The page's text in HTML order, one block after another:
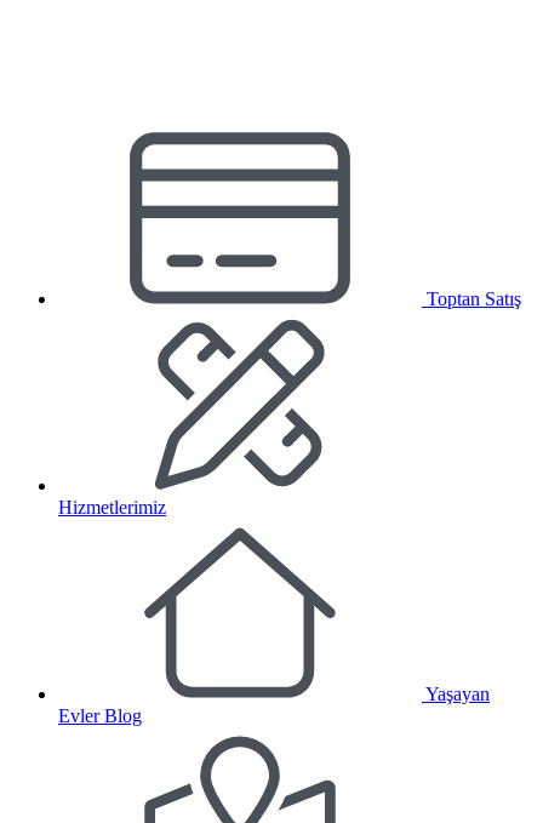
Toptan Satış
Hizmetlerimiz
Yaşayan
Evler Blog